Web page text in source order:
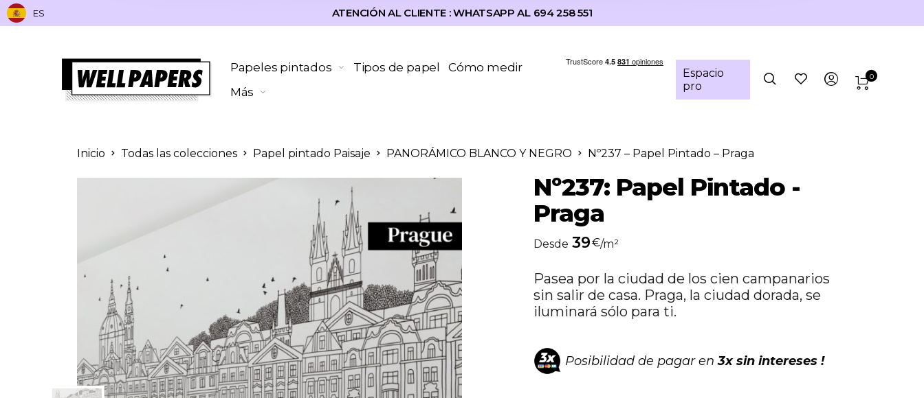
ES ATENCIÓN AL CLIENTE : WHATSAPP AL 694 258 551
Papeles pintados Tipos de papel
Cómo medir
Más
Espacio
pro
0
Inicio Todas las colecciones Papel pintado Paisaje PANORÁMICO BLANCO Y NEGRO Nº237 – Papel Pintado – Praga
Nº237: Papel Pintado -
Praga
Desde 39€/m²
Pasea por la ciudad de los cien campanarios
sin salir de casa. Praga, la ciudad dorada, se
iluminará sólo para ti.
Posibilidad de pagar en3x sin intereses !